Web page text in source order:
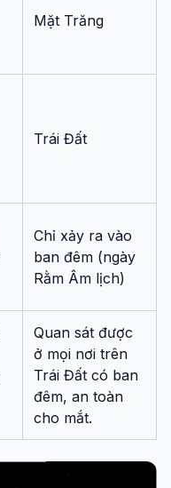
Mặt Trăng
Trái Đất
Chỉ xảy ra vào
ban đêm (ngày
Rằm Âm lịch)
Quan sát được
ở mọi nơi trên
Trái Đất có ban
đêm, an toàn
cho mắt.